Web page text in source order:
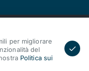
per migliorare
del
Politica sui
Acquista